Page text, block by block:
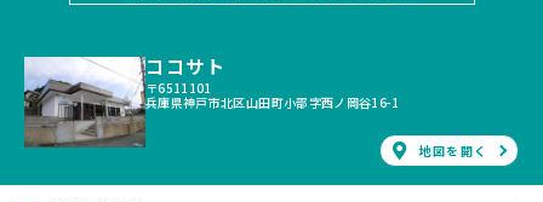
ココサト
〒6511101
兵庫県神戸市北区山田町小部字西ノ岡谷16-1
地図を開く